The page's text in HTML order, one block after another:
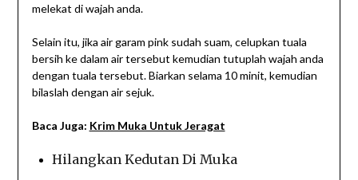
melekat di wajah anda.
Selain itu, jika air garam pink sudah suam, celupkan tuala
bersih ke dalam air tersebut kemudian tutuplah wajah anda
dengan tuala tersebut. Biarkan selama 10 minit, kemudian
bilaslah dengan air sejuk.
Baca Juga: Krim Muka Untuk Jeragat
Hilangkan Kedutan Di Muka